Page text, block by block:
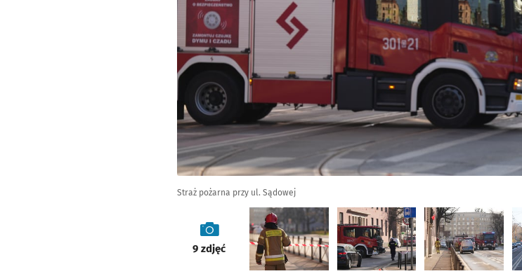
Straż pożarna przy ul. Sądowej
galeria
9 zdjęć